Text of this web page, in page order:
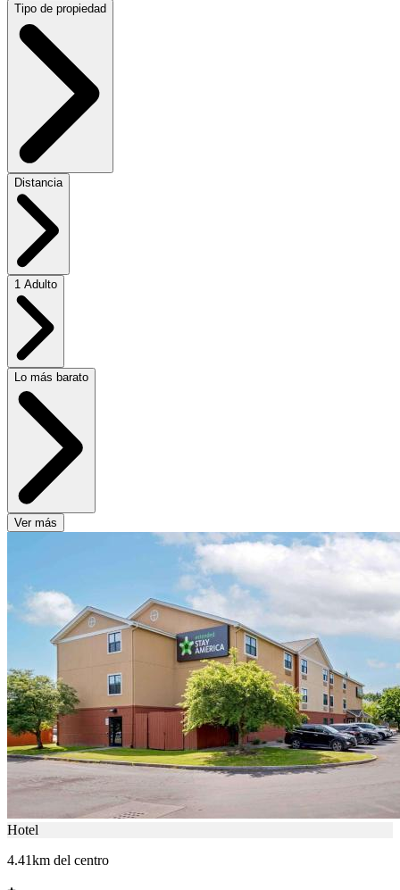
Tipo de propiedad
Distancia
1 Adulto
Lo más barato
Ver más
Hotel
4.41km del centro